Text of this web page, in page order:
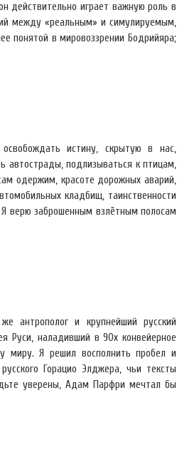
действительно играет важную роль в
между «реальным» и симулируемым,
понятой в мировоззрении Бодрийяра;
истину, скрытую в нас,
автострады, подлизываться к птицам,
одержим, красоте дорожных аварий,
кладбищ, таинственности
Я верю заброшенным взлётным полосам
антрополог и крупнейший русский
Руси, наладивший в 90х конвейерное
миру. Я решил восполнить пробел и
Горацио Элджера, чьи тексты
уверены, Адам Парфри мечтал бы